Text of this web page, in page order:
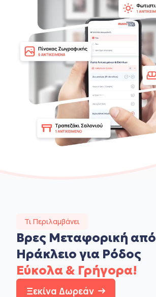
Τι Περιλαμβάνει
Βρες Μεταφορική από
Ηράκλειο για Ρόδος
Εύκολα & Γρήγορα!
Ξεκίνα Δωρεάν